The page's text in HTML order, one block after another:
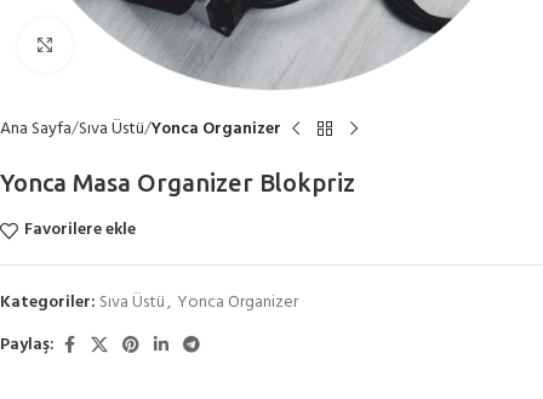
Büyütmek için tıklayın
Ana Sayfa Sıva Üstü Yonca Organizer
Yonca Masa Organizer Blokpriz
Favorilere ekle
Kategoriler: Sıva Üstü, Yonca Organizer
Paylaş: